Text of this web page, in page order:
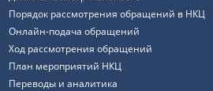
Порядок рассмотрения обращений в НКЦ
Онлайн-подача обращений
Ход рассмотрения обращений
План мероприятий НКЦ
Переводы и аналитика